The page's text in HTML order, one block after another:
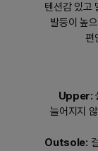
텐션감 있고
발등이 높
편
Upper:
늘어지지
Outsole: